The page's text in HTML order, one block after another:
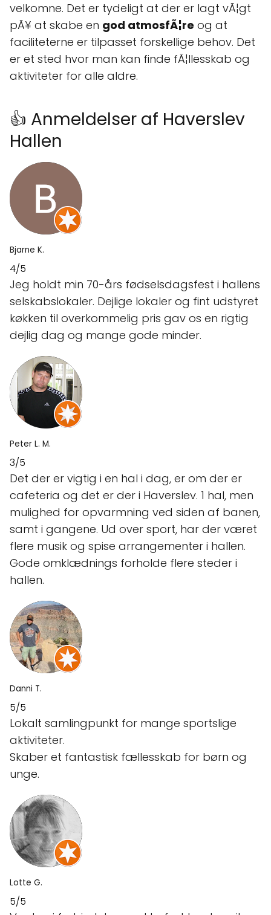
velkomne. Det er tydeligt at der er lagt vÃ¦gt
pÃ¥ at skabe en god atmosfÃ¦re og at
faciliteterne er tilpasset forskellige behov. Det
er et sted hvor man kan finde fÃ¦llesskab og
aktiviteter for alle aldre.
👍 Anmeldelser af Haverslev
Hallen
Bjarne K.
4/5
Jeg holdt min 70-års fødselsdagsfest i hallens
selskabslokaler. Dejlige lokaler og fint udstyret
køkken til overkommelig pris gav os en rigtig
dejlig dag og mange gode minder.
Peter L. M.
3/5
Det der er vigtig i en hal i dag, er om der er
cafeteria og det er der i Haverslev. 1 hal, men
mulighed for opvarmning ved siden af banen,
samt i gangene. Ud over sport, har der været
flere musik og spise arrangementer i hallen.
Gode omklædnings forholde flere steder i
hallen.
Danni T.
5/5
Lokalt samlingpunkt for mange sportslige
aktiviteter.
Skaber et fantastisk fællesskab for børn og
unge.
Lotte G.
5/5